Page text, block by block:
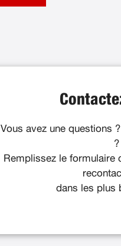
Vous avez une questions
?
Remplissez le formulaire
dans les plus